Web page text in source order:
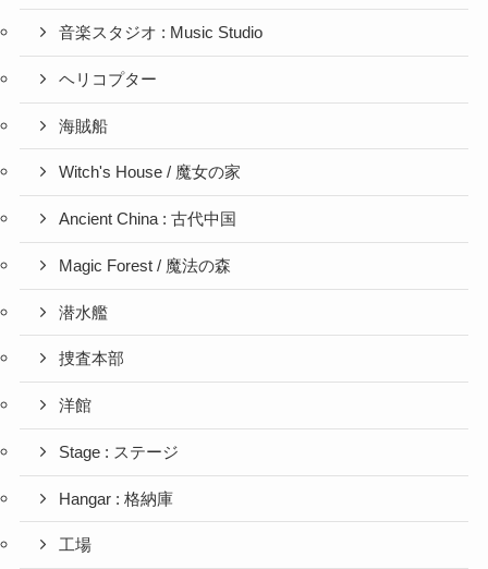
音楽スタジオ : Music Studio
ヘリコプター
海賊船
Witch's House / 魔女の家
Ancient China : 古代中国
Magic Forest / 魔法の森
潜水艦
捜査本部
洋館
Stage : ステージ
Hangar : 格納庫
工場